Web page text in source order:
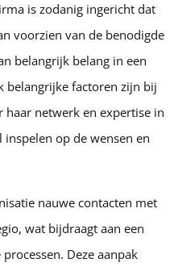
is zodanig ingericht dat
voorzien van de benodigde
belangrijk belang in een
belangrijke factoren zijn bij
haar netwerk en expertise in
op de wensen en
nauwe contacten met
wat bijdraagt aan een
Deze aanpak